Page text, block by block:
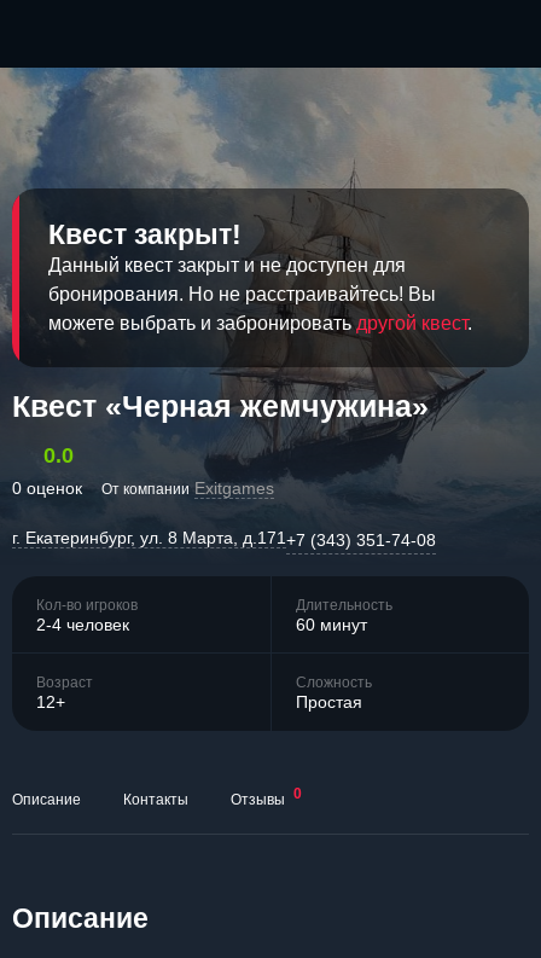
Квест закрыт!
Данный квест закрыт и не доступен для
бронирования. Но не расстраивайтесь! Вы
можете выбрать и забронироватьдругой квест.
Квест «Черная жемчужина»
0.0
0 оценок От компании Exitgames
г. Екатеринбург, ул. 8 Марта, д.171+7 (343) 351-74-08
Кол-во игроков
2-4 человек
Длительность
60 минут
Возраст
12+
Сложность
Простая
Описание Контакты Отзывы 0
Описание